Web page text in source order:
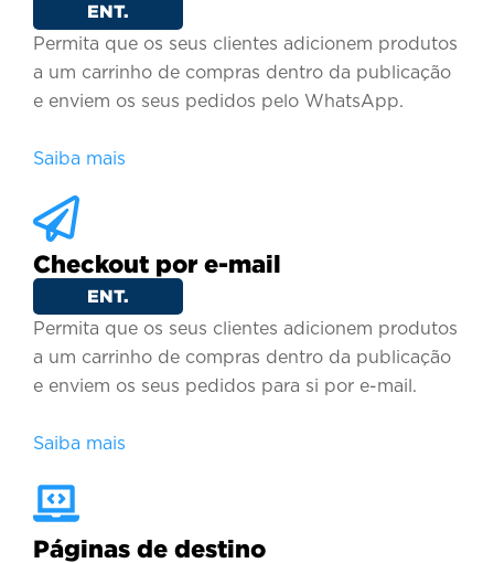
ENT.
Permita que os seus clientes adicionem produtos
a um carrinho de compras dentro da publicação
e enviem os seus pedidos pelo WhatsApp.
Saiba mais
Checkout por e-mail
ENT.
Permita que os seus clientes adicionem produtos
a um carrinho de compras dentro da publicação
e enviem os seus pedidos para si por e-mail.
Saiba mais
Páginas de destino